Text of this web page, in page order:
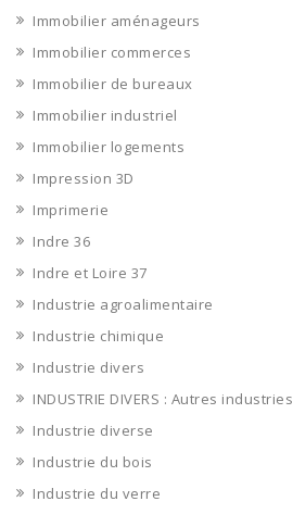
Immobilier aménageurs
Immobilier commerces
Immobilier de bureaux
Immobilier industriel
Immobilier logements
Impression 3D
Imprimerie
Indre 36
Indre et Loire 37
Industrie agroalimentaire
Industrie chimique
Industrie divers
INDUSTRIE DIVERS : Autres industries
Industrie diverse
Industrie du bois
Industrie du verre